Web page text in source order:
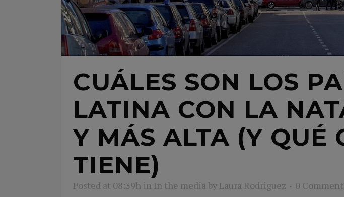
CUÁLES SON LOS
LATINA CON LA
Y MÁS ALTA (Y QUÉ
TIENE)
Posted at 08:39h in In the media by Laura Rodriguez 0